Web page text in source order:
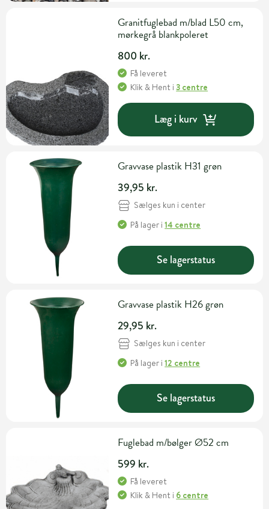
Granitfuglebad m/blad L50 cm,
mørkegrå blankpoleret
800 kr.
Få leveret
Klik & Hent i3 centre
Læg i kurv
Gravvase plastik H31 grøn
39,95 kr.
Sælges kun i center
På lager i14 centre
Se lagerstatus
Gravvase plastik H26 grøn
29,95 kr.
Sælges kun i center
På lager i12 centre
Se lagerstatus
Fuglebad m/bølger Ø52 cm
599 kr.
Få leveret
Klik & Hent i 6 centre